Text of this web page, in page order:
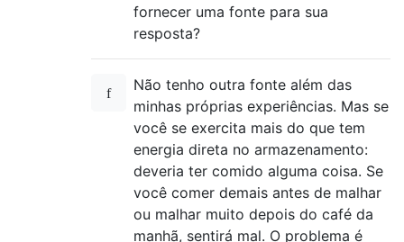
fornecer uma fonte para sua
resposta?
Não tenho outra fonte além das
minhas próprias experiências. Mas se
você se exercita mais do que tem
energia direta no armazenamento:
deveria ter comido alguma coisa. Se
você comer demais antes de malhar
ou malhar muito depois do café da
manhã, sentirá mal. O problema é